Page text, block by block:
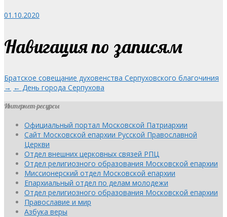
01.10.2020
Навигация по записям
Братское совещание духовенства Серпуховского благочиния
→ ← День города Серпухова
Интернет-ресурсы
Официальный портал Московской Патриархии
Сайт Московской епархии Русской Православной
Церкви
Отдел внешних церковных связей РПЦ
Отдел религиозного образования Московской епархии
Миссионерский отдел Московской епархии
Епархиальный отдел по делам молодежи
Отдел религиозного образования Московской епархии
Православие и мир
Азбука веры